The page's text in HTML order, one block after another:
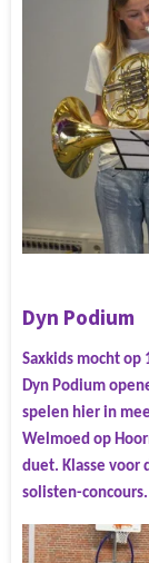
Dyn Podium
Saxkids mocht op
Dyn Podium
spelen hier in
Welmoed op
duet. Klasse voor
solisten-concours.